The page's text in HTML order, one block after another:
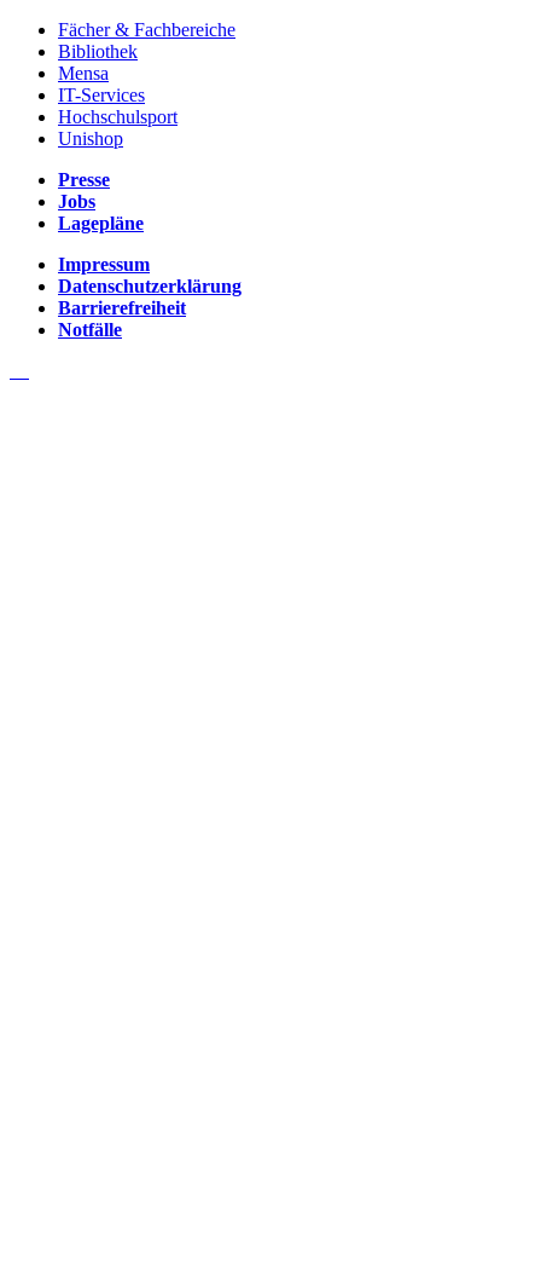
Fächer & Fachbereiche
Bibliothek
Mensa
IT-Services
Hochschulsport
Unishop
Presse
Jobs
Lagepläne
Impressum
Datenschutzerklärung
Barrierefreiheit
Notfälle